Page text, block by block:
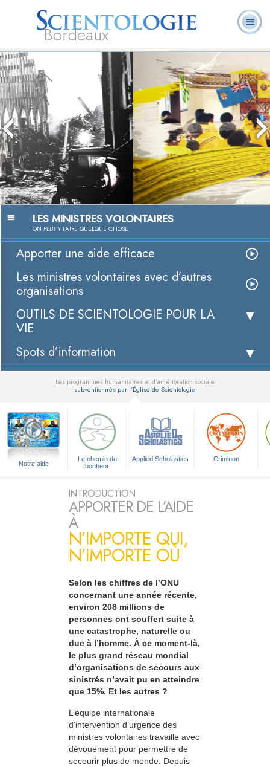
Bordeaux
L. Ron Hubbard
Qu’est-ce que la
Scientologie ?
Ministres
volontaires
questions
ligne
Aider, une passion
Regarder la vidéo
LES MINISTRES VOLONTAIRES
ON PEUTY FAIRE QUELQUE CHOSE
Apporter une aide efficace
Les ministres volontaires avec d’autres
organisations
OUTILS DE SCIENTOLOGIE POUR LA
VIE
Spots d’information
Les programmes humanitaires et d’amélioration sociale
subventionnés par l’Église de Scientologie
Notre aide
Le chemin du
bonheur
Applied Scholastics Criminon
INTRODUCTION
APPORTER DE L’AIDE
À
N’IMPORTE QUI,
N’IMPORTE OÙ
Selon les chiffres de l’ONU
concernant une année récente,
environ 208 millions de
personnes ont souffert suite à
une catastrophe, naturelle ou
due à l’homme. À ce moment-là,
le plus grand réseau mondial
d’organisations de secours aux
sinistrés n’avait pu en atteindre
que 15%. Et les autres ?
L’équipe internationale
d’intervention d’urgence des
ministres volontaires travaille avec
dévouement pour permettre de
secourir plus de monde. Depuis